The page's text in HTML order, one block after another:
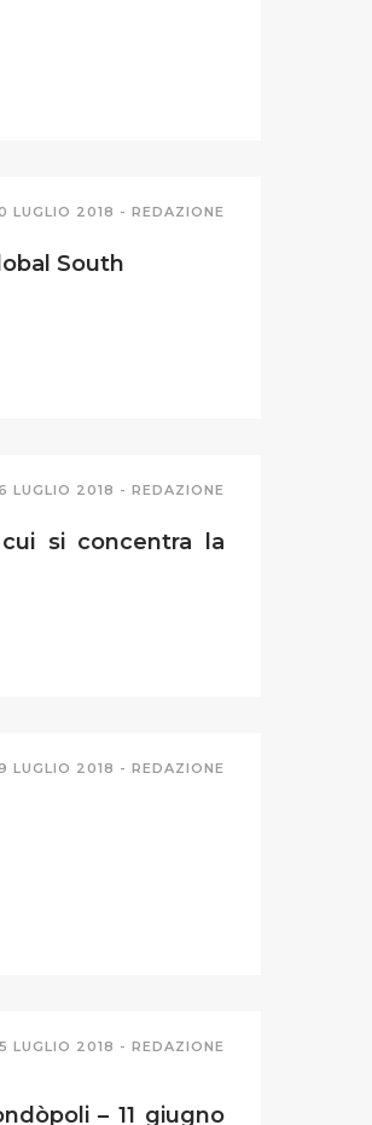
LUGLIO 2018 - REDAZIONE
South
LUGLIO 2018 - REDAZIONE
si concentra la
LUGLIO 2018 - REDAZIONE
5 LUGLIO 2018 - REDAZIONE
– 11 giugno